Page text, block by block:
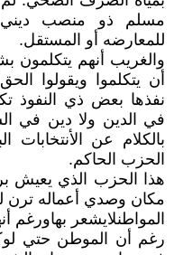
مسلم ذو منصب ديني
للمعارضه أو المستقل.
والغريب أنهم يتكلمون
أن يتكلموا ويقولوا
نفذها بعض ذي النفوذ
في الدين ولا دين في
بالكلام عن الأنتخابات
الحزب الحاكم.
هذا الحزب الذي يعيش
مكان وصدي أعماله ترن
المواطنلايشعر بهاورغم
رغم أن الموطن حتي